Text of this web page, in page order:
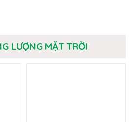
LƯỢNG MẶT TRỜI